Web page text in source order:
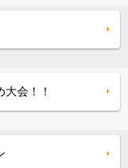
大会！！